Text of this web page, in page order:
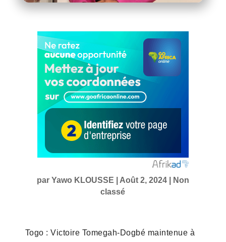
par Yawo KLOUSSE Août 2, 2024|
Non
classé
Togo : Victoire Tomegah-Dogbé maintenue à